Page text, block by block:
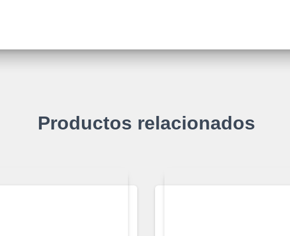
Productos relacionados